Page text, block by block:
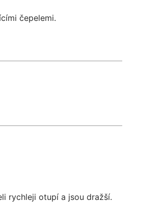
čepelemi.
rychleji otupí a jsou dražší.